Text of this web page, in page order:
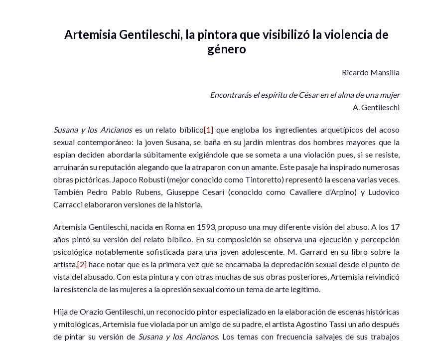
Artemisia Gentileschi, la pintora que visibilizó la violencia de
género
Ricardo Mansilla
Encontrarás el espíritu de César en el alma de una mujer
A. Gentileschi
Susana y los Ancianoses un relato bíblico[1] que engloba los ingredientes arquetípicos del acoso
sexual contemporáneo: la joven Susana, se baña en su jardín mientras dos hombres mayores que la
espían deciden abordarla súbitamente exigiéndole que se someta a una violación pues, si se resiste,
arruinarán su reputación alegando que la atraparon con un amante. Este pasaje ha inspirado numerosas
obras pictóricas. Japoco Robusti (mejor conocido como Tintoretto) representó la escena varias veces.
También Pedro Pablo Rubens, Giuseppe Cesari (conocido como Cavaliere d’Arpino) y Ludovico
Carracci elaboraron versiones de la historia.
Artemisia Gentileschi, nacida en Roma en 1593, propuso una muy diferente visión del abuso. A los 17
años pintó su versión del relato bíblico. En su composición se observa una ejecución y percepción
psicológica notablemente sofisticada para una joven adolescente. M. Garrard en su libro sobre la
artista,[2] hace notar que es la primera vez que se encarnaba la depredación sexual desde el punto de
vista del abusado. Con esta pintura y con otras muchas de sus obras posteriores, Artemisia reivindicó
la resistencia de las mujeres a la opresión sexual como un tema de arte legítimo.
Hija de Orazio Gentileschi, un reconocido pintor especializado en la elaboración de escenas históricas
y mitológicas, Artemisia fue violada por un amigo de su padre, el artista Agostino Tassi un año después
de pintar su versión de Susana y los Ancianos. Los temas con frecuencia salvajes de sus trabajos